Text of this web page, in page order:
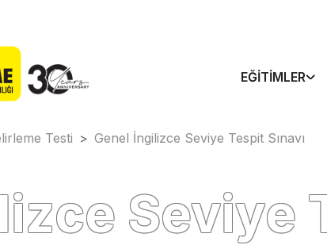
EĞITIMLER
Testi > Genel İngilizce Seviye Tespit Sınavı
Seviye